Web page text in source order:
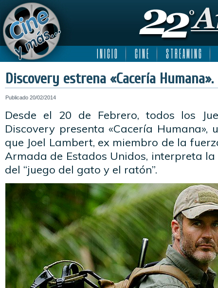
I N I C I O C I N E S T R E A M I N G
Discovery estrena «Cacería Humana».
Publicado 20/02/2014
Desde el 20 de Febrero, todos los
Discovery presenta «Cacería Humana»,
que Joel Lambert, ex miembro de la
Armada de Estados Unidos, interpreta
del “juego del gato y el ratón”.